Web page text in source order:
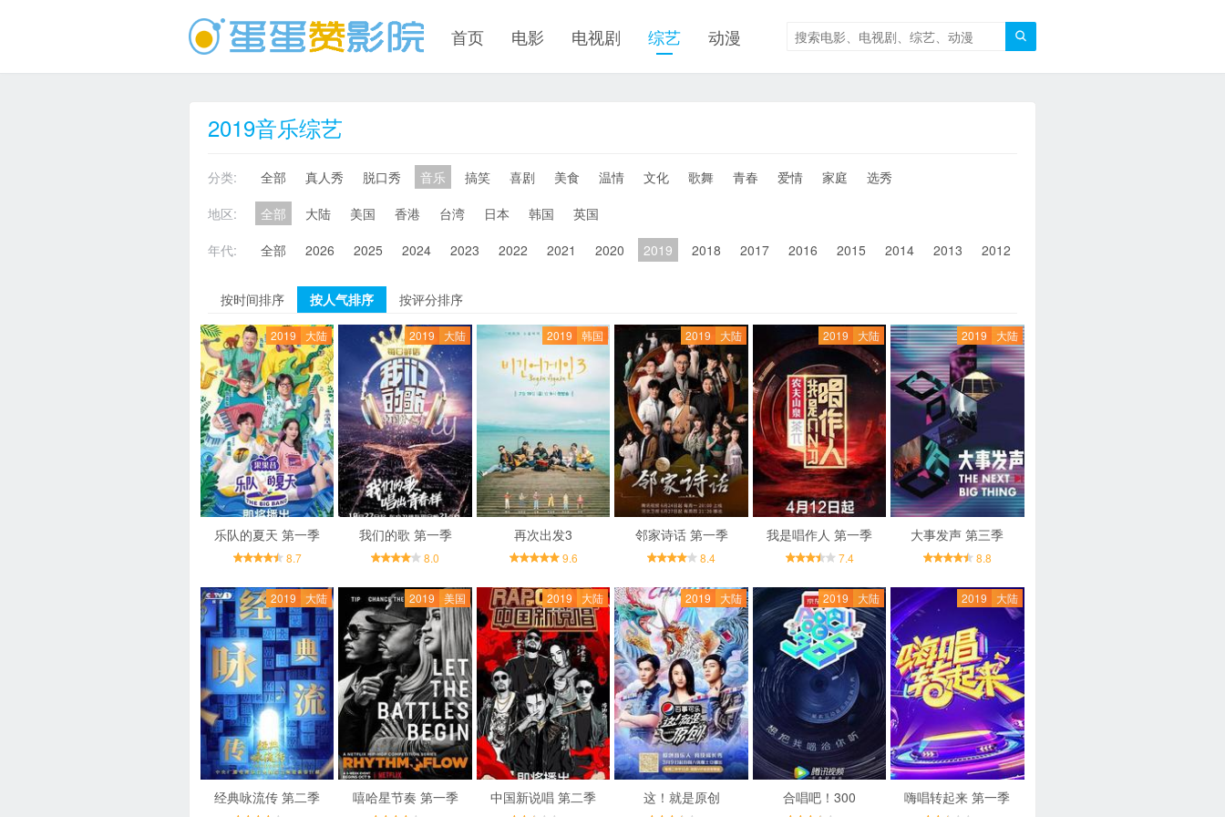

首页 电影 电视剧 综艺 动漫
2019音乐综艺
分类: 全部 真人秀 脱口秀 音乐 搞笑 喜剧 美食 温情 文化 歌舞 青春 爱情 家庭
选秀
地区:
全部 大陆 美国 香港 台湾 日本 韩国
英国
年代:
全部 2026 2025 2024 2023 2022 2021 2020 2019 2018 2017 2016 2015 2014 2013 2012
按时间排序 按人气排序 按评分排序
2019 大陆
乐队的夏天 第一季
8.7
2019 大陆
我们的歌 第一季
8.0
2019 韩国
再次出发3
9.6
2019 大陆
邻家诗话 第一季
8.4
2019 大陆
我是唱作人 第一季
7.4
2019 大陆
大事发声 第三季
8.8
2019 大陆
经典咏流传 第二季
2019 美国
嘻哈星节奏 第一季
2019 大陆
中国新说唱 第二季
2019 大陆
这！就是原创
2019 大陆
合唱吧！300
2019 大陆
嗨唱转起来 第一季